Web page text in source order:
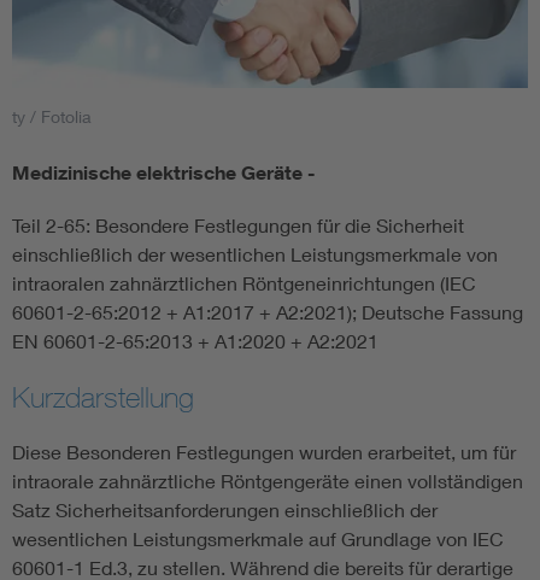
DKE Fachinformationen im Kontext der Normung
Blitzschutz: DIN EN 62305 in der Übersicht
Circular Economy für mehr Ressourceneffizienz
Cybersecurity in der Industrieautomatisierung
DIN VDE 0100 für sichere Elektroinstallationen
Elektrofachkraft (EFK)
ty / Fotolia
Medizinische elektrische Geräte -
Teil 2-65: Besondere Festlegungen für die Sicherheit
einschließlich der wesentlichen Leistungsmerkmale von
intraoralen zahnärztlichen Röntgeneinrichtungen (IEC
60601-2-65:2012 + A1:2017 + A2:2021); Deutsche Fassung
EN 60601-2-65:2013 + A1:2020 + A2:2021
Kurzdarstellung
Diese Besonderen Festlegungen wurden erarbeitet, um für
intraorale zahnärztliche Röntgengeräte einen vollständigen
Satz Sicherheitsanforderungen einschließlich der
wesentlichen Leistungsmerkmale auf Grundlage von IEC
60601-1 Ed.3, zu stellen. Während die bereits für derartige